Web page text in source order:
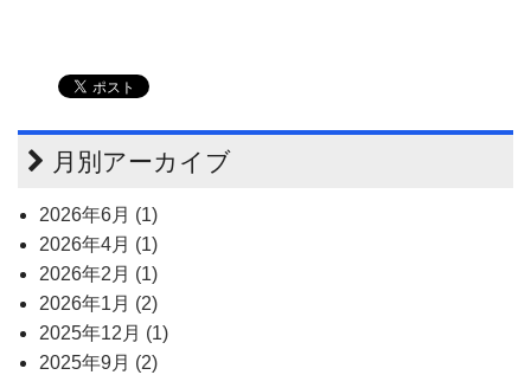
月別アーカイブ
2026年6月 (1)
2026年4月 (1)
2026年2月 (1)
2026年1月 (2)
2025年12月 (1)
2025年9月 (2)